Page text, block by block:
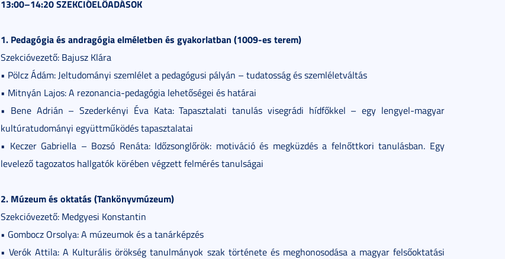
13:00–14:20 SZEKCIÓELŐADÁSOK
1. Pedagógia és andragógia elméletben és gyakorlatban (1009-es terem)
Szekcióvezető: Bajusz Klára
• Pölcz Ádám: Jeltudományi szemlélet a pedagógusi pályán – tudatosság és szemléletváltás
• Mitnyán Lajos: A rezonancia-pedagógia lehetőségei és határai
• Bene Adrián – Szederkényi Éva Kata: Tapasztalati tanulás visegrádi hídfőkkel – egy lengyel-magyar
kultúratudományi együttműködés tapasztalatai
• Keczer Gabriella – Bozsó Renáta: Időzsonglőrök: motiváció és megküzdés a felnőttkori tanulásban. Egy
levelező tagozatos hallgatók körében végzett felmérés tanulságai
2. Múzeum és oktatás (Tankönyvmúzeum)
Szekcióvezető: Medgyesi Konstantin
• Gombocz Orsolya: A múzeumok és a tanárképzés
• Verók Attila: A Kulturális örökség tanulmányok szak története és meghonosodása a magyar felsőoktatási